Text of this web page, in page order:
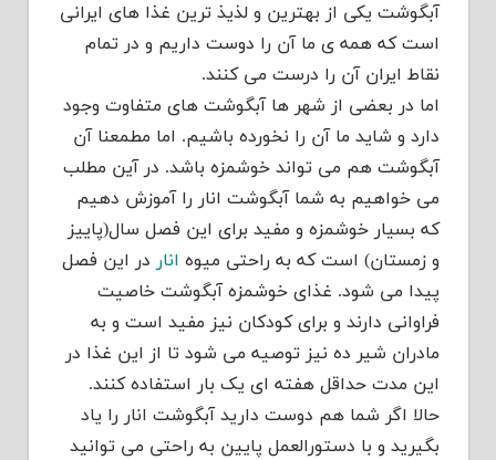
آبگوشت یکی از بهترین و لذیذ ترین غذا های ایرانی
است که همه ى ما آن را دوست داریم و در تمام
نقاط ایران آن را درست می کنند.
اما در بعضی از شهر ها آبگوشت های متفاوت وجود
دارد و شاید ما آن را نخورده باشیم. اما مطمعنا آن
آبگوشت هم می تواند خوشمزه باشد. در آین مطلب
می خواهیم به شما آبگوشت انار را آموزش دهیم
که بسیار خوشمزه و مفید برای این فصل سال(پاییز
و زمستان) است که به راحتی میوه انار در این فصل
پیدا می شود. غذای خوشمزه آبگوشت خاصیت
فراوانی دارند و برای کودکان نیز مفید است و به
مادران شیر ده نیز توصیه می شود تا از این غذا در
این مدت حداقل هفته ای یک بار استفاده کنند.
حالا اگر شما هم دوست دارید آبگوشت انار را یاد
بگیرید و با دستورالعمل پایین به راحتی می توانید